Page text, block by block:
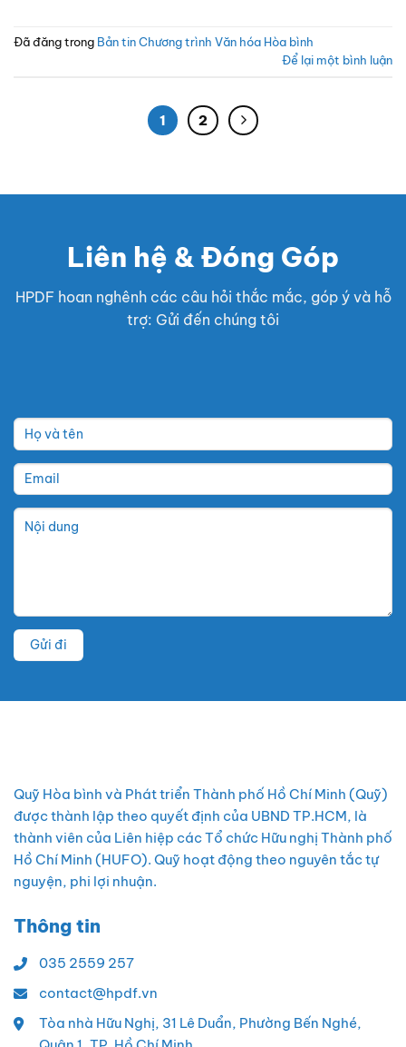
Đã đăng trong Bản tin Chương trình Văn hóa Hòa bình
Để lại một bình luận
1 2
Liên hệ & Đóng Góp
HPDF hoan nghênh các câu hỏi thắc mắc, góp ý và hỗ
trợ: Gửi đến chúng tôi
Quỹ Hòa bình và Phát triển Thành phố Hồ Chí Minh (Quỹ)
được thành lập theo quyết định của UBND TP.HCM, là
thành viên của Liên hiệp các Tổ chức Hữu nghị Thành phố
Hồ Chí Minh (HUFO). Quỹ hoạt động theo nguyên tắc tự
nguyện, phi lợi nhuận.
Thông tin
035 2559 257
contact@hpdf.vn
Tòa nhà Hữu Nghị, 31 Lê Duẩn, Phường Bến Nghé,